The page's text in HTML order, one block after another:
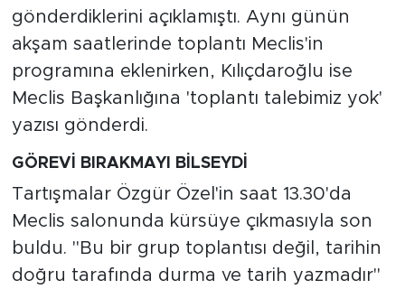
gönderdiklerini açıklamıştı. Aynı günün
akşam saatlerinde toplantı Meclis'in
programına eklenirken, Kılıçdaroğlu ise
Meclis Başkanlığına 'toplantı talebimiz yok'
yazısı gönderdi.
GÖREVİ BIRAKMAYI BİLSEYDİ
Tartışmalar Özgür Özel'in saat 13.30'da
Meclis salonunda kürsüye çıkmasıyla son
buldu. "Bu bir grup toplantısı değil, tarihin
doğru tarafında durma ve tarih yazmadır"
MEDYA KÖŞESİ
FOTO GALERİ
VİDEOLAR
ALINTI YAZARLAR
SOSYAL MEDYA